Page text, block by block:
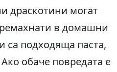
драскотини могат
в домашни
са подходяща паста,
обаче повредата е